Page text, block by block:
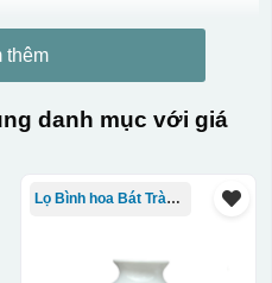
thêm
danh mục với giá
Lọ Bình hoa Bát Tràng in logo